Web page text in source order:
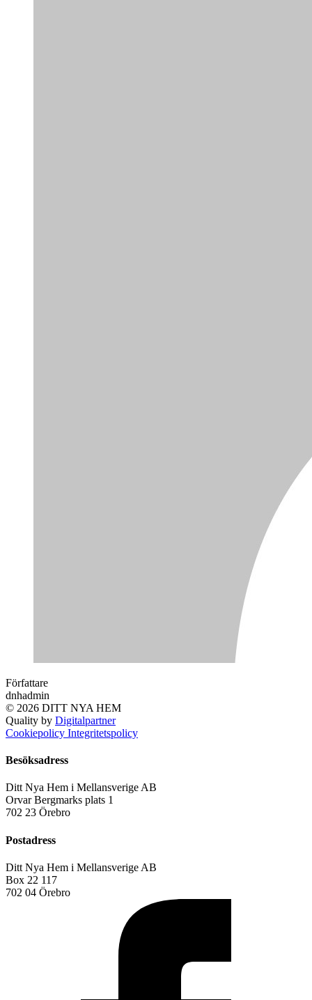
Författare
dnhadmin
© 2026 DITT NYA HEM
Quality by Digitalpartner
Cookiepolicy Integritetspolicy
Besöksadress
Ditt Nya Hem i Mellansverige AB
Orvar Bergmarks plats 1
702 23 Örebro
Postadress
Ditt Nya Hem i Mellansverige AB
Box 22 117
702 04 Örebro